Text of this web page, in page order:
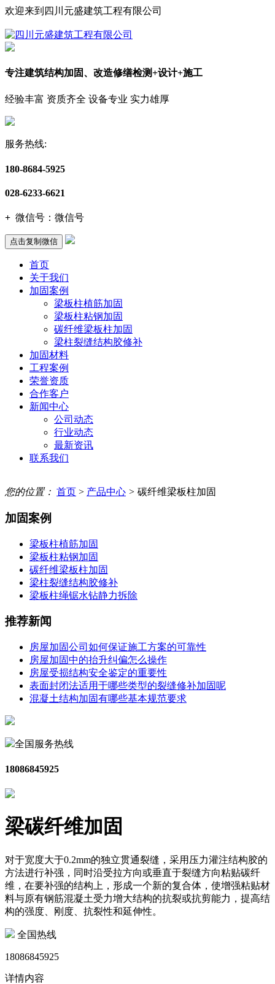
欢迎来到四川元盛建筑工程有限公司
专注建筑结构加固、改造修缮检测+设计+施工
经验丰富 资质齐全 设备专业 实力雄厚
服务热线:
180-8684-5925
028-6233-6621
+ 微信号： 微信号
点击复制微信
首页
关于我们
加固案例
梁板柱植筋加固
梁板柱粘钢加固
碳纤维梁板柱加固
梁柱裂缝结构胶修补
加固材料
工程案例
荣誉资质
合作客户
新闻中心
公司动态
行业动态
最新资讯
联系我们
您的位置： 首页 > 产品中心 > 碳纤维梁板柱加固
加固案例
梁板柱植筋加固
梁板柱粘钢加固
碳纤维梁板柱加固
梁柱裂缝结构胶修补
梁板柱绳锯水钻静力拆除
推荐新闻
房屋加固公司如何保证施工方案的可靠性
房屋加固中的抬升纠偏怎么操作
房屋受损结构安全鉴定的重要性
表面封闭法适用于哪些类型的裂缝修补加固呢
混凝土结构加固有哪些基本规范要求
全国服务热线
18086845925
梁碳纤维加固
对于宽度大于0.2mm的独立贯通裂缝，采用压力灌注结构胶的
方法进行补强，同时沿受拉方向或垂直于裂缝方向粘贴碳纤
维，在要补强的结构上，形成一个新的复合体，使增强粘贴材
料与原有钢筋混凝土受力增大结构的抗裂或抗剪能力，提高结
构的强度、刚度、抗裂性和延伸性。
全国热线
18086845925
详情内容